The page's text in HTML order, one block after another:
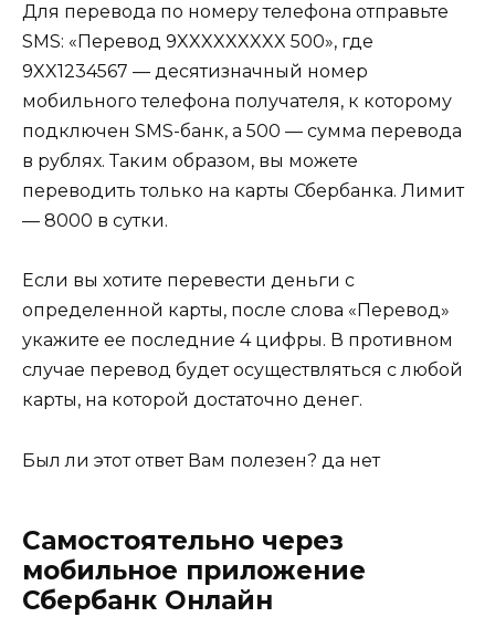
Для перевода по номеру телефона отправьте
SMS: «Перевод 9XXXXXXXXX 500», где
9XX1234567 — десятизначный номер
мобильного телефона получателя, к которому
подключен SMS-банк, а 500 — сумма перевода
в рублях. Таким образом, вы можете
переводить только на карты Сбербанка. Лимит
— 8000 в сутки.
Если вы хотите перевести деньги с
определенной карты, после слова «Перевод»
укажите ее последние 4 цифры. В противном
случае перевод будет осуществляться с любой
карты, на которой достаточно денег.
Был ли этот ответ Вам полезен? да нет
Самостоятельно через
мобильное приложение
Сбербанк Онлайн